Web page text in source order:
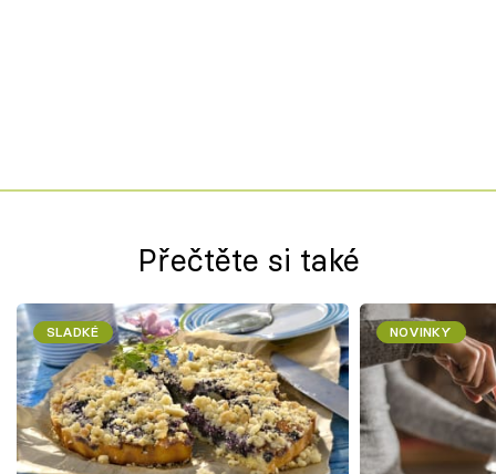
Přečtěte si také
SLADKÉ NOVINKY